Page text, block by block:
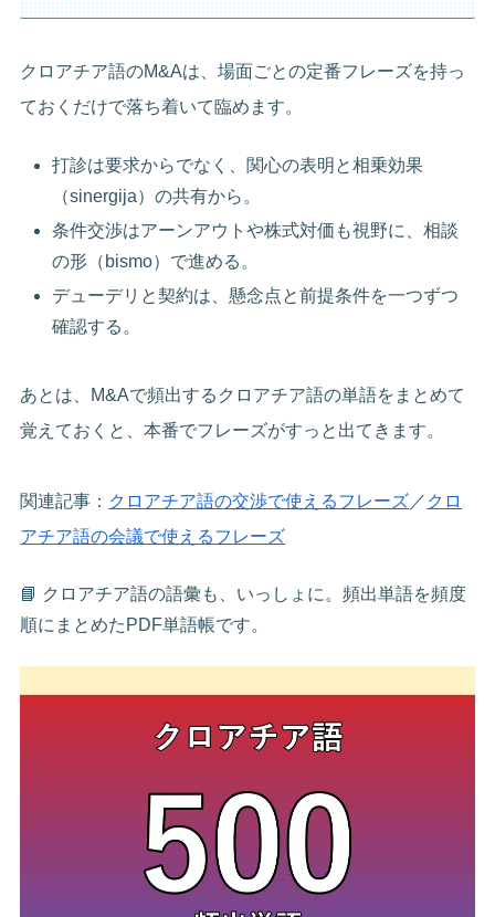
クロアチア語のM&Aは、場面ごとの定番フレーズを持っ
ておくだけで落ち着いて臨めます。
打診は要求からでなく、関心の表明と相乗効果
（sinergija）の共有から。
条件交渉はアーンアウトや株式対価も視野に、相談
の形（bismo）で進める。
デューデリと契約は、懸念点と前提条件を一つずつ
確認する。
あとは、M&Aで頻出するクロアチア語の単語をまとめて
覚えておくと、本番でフレーズがすっと出てきます。
関連記事： クロアチア語の交渉で使えるフレーズ ／ クロ
アチア語の会議で使えるフレーズ
📘 クロアチア語の語彙も、いっしょに。頻出単語を頻度
順にまとめたPDF単語帳です。